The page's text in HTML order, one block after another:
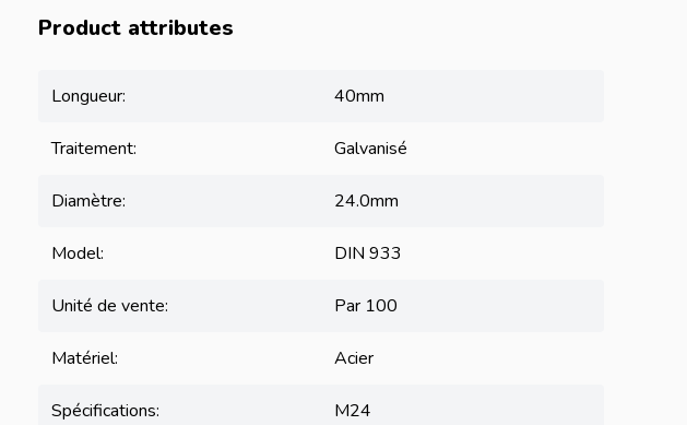
Product attributes
Longueur: 40mm
Traitement: Galvanisé
Diamètre: 24.0mm
Model: DIN 933
Unité de vente: Par 100
Matériel: Acier
Spécifications: M24